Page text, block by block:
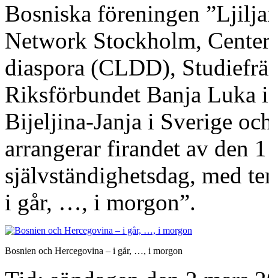
Bosniska föreningen
Network Stockholm,
diaspora (CLDD),
Riksförbundet Banja Luka
Bijeljina-Janja i Sverige
arrangerar firandet av den
självständighetsdag, med
i går, …, i morgon”.
Bosnien och Hercegovina – i går, …, i morgon